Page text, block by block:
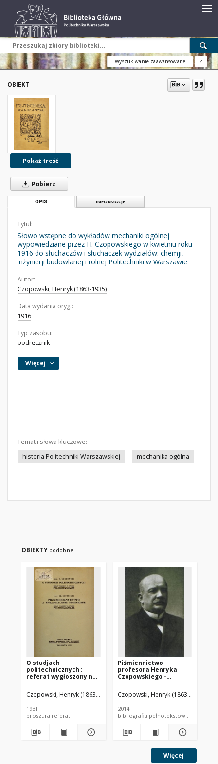
Wyszukiwanie zaawansowane ?
OBIEKT
Pokaż treść
Pobierz
OPIS INFORMACJE
Tytuł:
Słowo wstępne do wykładów mechaniki ogólnej
wypowiedziane przez H. Czopowskiego w kwietniu roku
1916 do słuchaczów i słuchaczek wydziałów: chemji,
inżynierji budowlanej i rolnej Politechniki w Warszawie
Autor:
Czopowski, Henryk (1863-1935)
Data wydania oryg.:
1916
Typ zasobu:
podręcznik
Więcej
Temat i słowa kluczowe:
historia Politechniki Warszawskiej
mechanika ogólna
OBIEKTY podobne
O studjach
politechnicznych :
referat wygłoszony na
akademickiego 1929/30
w Politechnice
Czopowski, Henryk (1863-1935)
1931
broszura referat
Piśmiennictwo
profesora Henryka
Czopowskiego -
bibliograficzne i pełne
teksty wybranych
Czopowski, Henryk (1863-1935)
2014
Więcej